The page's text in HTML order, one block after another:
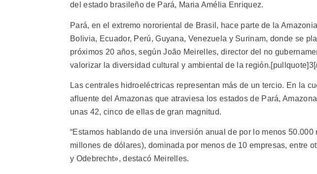
del estado brasileño de Pará, Maria Amélia Enriquez.
Pará, en el extremo nororiental de Brasil, hace parte de la
Bolivia, Ecuador, Perú, Guyana, Venezuela y Surinam, donde se
próximos 20 años, según João Meirelles, director del no
valorizar la diversidad cultural y ambiental de la
Las centrales hidroeléctricas representan más de un tercio. En la
afluente del Amazonas que atraviesa los estados de Pará,
unas 42, cinco de ellas de gran magnitud.
“Estamos hablando de una inversión anual de por lo menos
millones de dólares), dominada por menos de 10 empresas, entre
y Odebrecht», destacó Meirelles.